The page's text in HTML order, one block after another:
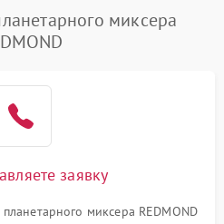
миксера
заявку
миксера REDMOND